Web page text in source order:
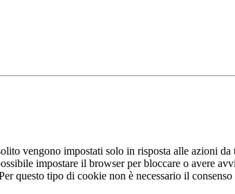
vengono impostati solo in risposta alle azioni da
impostare il browser per bloccare o avere
questo tipo di cookie non è necessario il